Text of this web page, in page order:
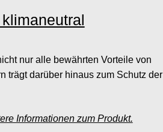
nur alle bewährten Vorteile von
trägt darüber hinaus zum Schutz der
Informationen zum Produkt.